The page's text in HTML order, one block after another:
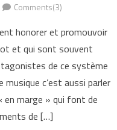
Comments(3)
honorer et promouvoir
et qui sont souvent
de ce système
c’est aussi parler
en marge » qui font de
de […]